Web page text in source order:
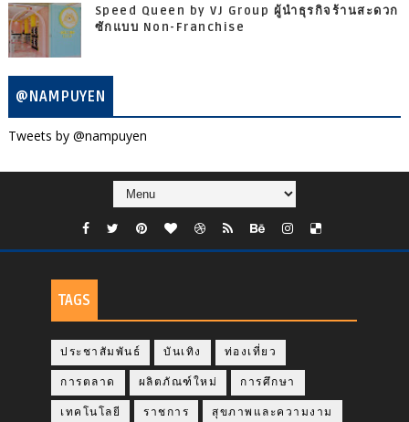
Speed Queen by VJ Group ผู้นำธุรกิจร้านสะดวก
ซักแบบ Non-Franchise
@NAMPUYEN
Tweets by @nampuyen
TAGS
ประชาสัมพันธ์ บันเทิง ท่องเที่ยว
การตลาด ผลิตภัณฑ์ใหม่ การศึกษา
เทคโนโลยี ราชการ สุขภาพและความงาม